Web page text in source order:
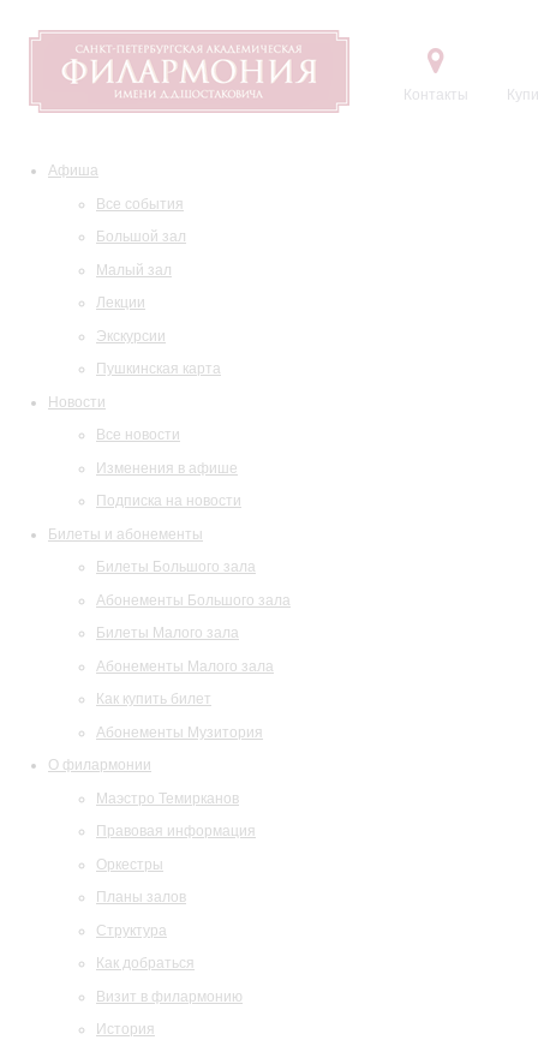
Контакты
Афиша
Все события
Большой зал
Малый зал
Лекции
Экскурсии
Пушкинская карта
Новости
Все новости
Изменения в афише
Подписка на новости
Билеты и абонементы
Билеты Большого зала
Абонементы Большого зала
Билеты Малого зала
Абонементы Малого зала
Как купить билет
Абонементы Музитория
О филармонии
Маэстро Темирканов
Правовая информация
Оркестры
Планы залов
Структура
Как добраться
Визит в филармонию
История